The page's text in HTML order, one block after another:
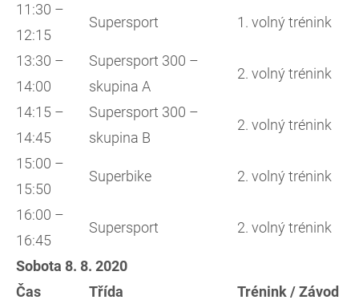
11:30 –
12:15
Supersport 1. volný trénink
13:30 –
14:00
Supersport 300 –
skupina A
2. volný trénink
14:15 –
14:45
Supersport 300 –
skupina B
2. volný trénink
15:00 –
15:50
Superbike 2. volný trénink
16:00 –
16:45
Supersport 2. volný trénink
Sobota 8. 8. 2020
Čas
Třída
Trénink / Závod